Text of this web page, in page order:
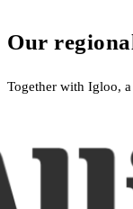
Our
Together with Igloo,